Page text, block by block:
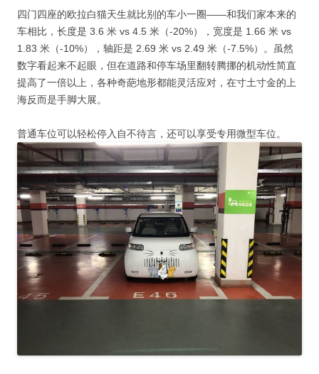
四门四座的欧拉白猫天生就比别的车小一圈——和我们家本来的
车相比，长度是 3.6 米 vs 4.5 米（-20%），宽度是 1.66 米 vs
1.83 米（-10%），轴距是 2.69 米 vs 2.49 米（-7.5%）。虽然
数字看起来不起眼，但在道路和停车场里翻转腾挪的机动性简直
提高了一倍以上，各种奇葩地形都能灵活应对，在寸土寸金的上
海反而是手脚大展。
普通车位可以轻松停入自不待言，还可以享受专用微型车位。